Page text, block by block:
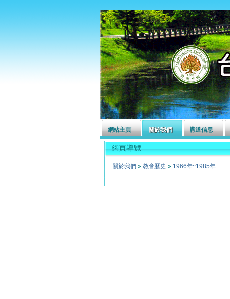
左營長老教會
網站主頁 關於我們 講道信息
網頁導覽
關於我們 » 教會歷史 » 1966年~1985年